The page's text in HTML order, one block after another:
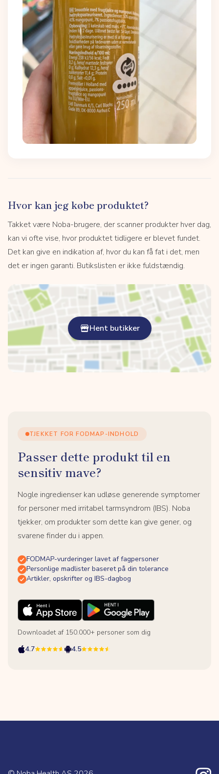
Hvor kan jeg købe produktet?
Takket være Noba-brugere, der scanner produkter hver dag,
kan vi ofte vise, hvor produktet tidligere er blevet fundet.
Det kan give en indikation af, hvor du kan få fat i det, men
det er ingen garanti. Butikslisten er ikke fuldstændig.
Hent butikker
TJEKKET FOR FODMAP-INDHOLD
Passer dette produkt til en
sensitiv mave?
Nogle ingredienser kan udløse generende symptomer
for personer med irritabel tarmsyndrom (IBS). Noba
tjekker, om produkter som dette kan give gener, og
svarene finder du i appen.
FODMAP-vurderinger lavet af fagpersoner
Personlige madlister baseret på din tolerance
Artikler, opskrifter og IBS-dagbog
Downloadet af 150.000+ personer som dig
4.7
4.5